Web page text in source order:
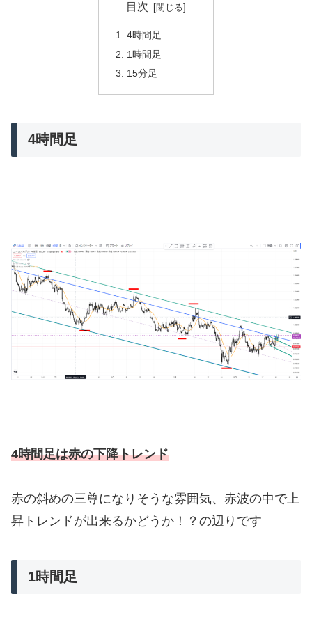
目次
4時間足
1時間足
15分足
4時間足
4時間足は赤の下降トレンド
赤の斜めの三尊になりそうな雰囲気、赤波の中で上
昇トレンドが出来るかどうか！？の辺りです
1時間足